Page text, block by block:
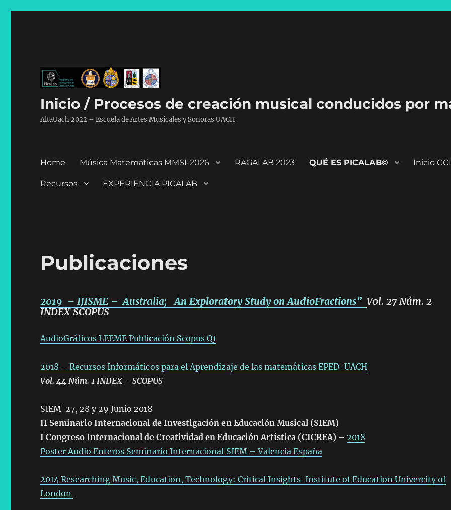
Inicio / Procesos de creación musical conducidos por
AltaUach 2022 – Escuela de Artes Musicales y Sonoras UACH
Home Música Matemáticas MMSI-2026 RAGALAB 2023 QUÉ ES PICALAB© Inicio
Recursos EXPERIENCIA PICALAB
Publicaciones
2019 – IJISME – Australia;An Exploratory Study on AudioFractions”Vol. 27 Núm. 2
INDEX SCOPUS
AudioGráficos LEEME Publicación Scopus Q1
2018 – Recursos Informáticos para el Aprendizaje de las matemáticas EPED-UACH
Vol. 44 Núm. 1 INDEX – SCOPUS
SIEM 27, 28 y 29 Junio 2018
II Seminario Internacional de Investigación en Educación Musical (SIEM)
I Congreso Internacional de Creatividad en Educación Artística (CICREA) – 2018
Poster Audio Enteros Seminario Internacional SIEM – Valencia España
2014 Researching Music, Education, Technology: Critical Insights Institute of Education Univercity of
London